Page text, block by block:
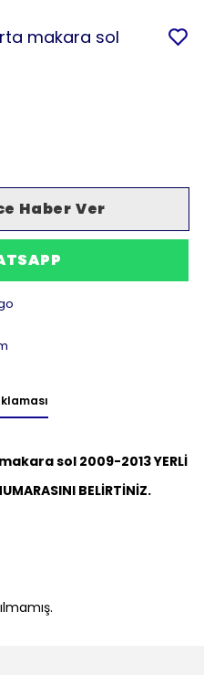
makara sol
Haber Ver
sol 2009-2013 YERLİ
BELİRTİNİZ.